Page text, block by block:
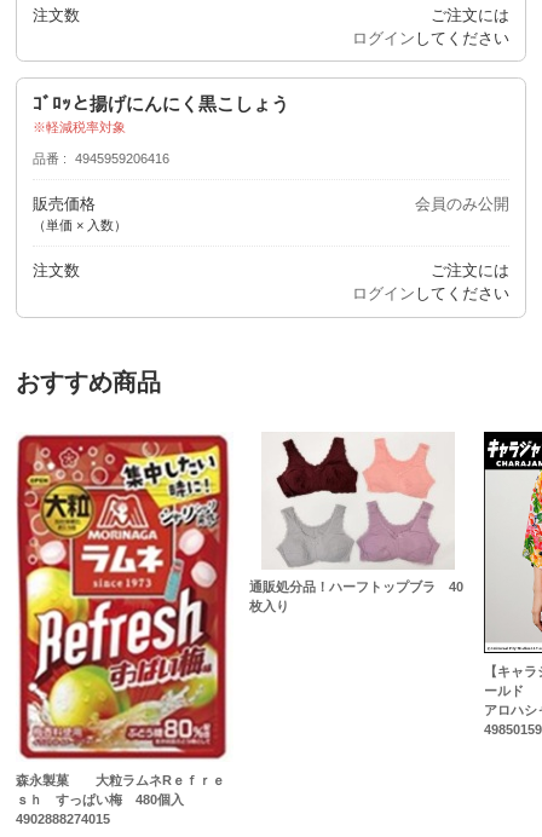
注文数
ご注文には
ログイン してください
ｺﾞﾛｯと揚げにんにく黒こしょう
軽減税率対象
品番 4945959206416
販売価格
（単価 × 入数）
会員のみ公開
注文数
ご注文には
ログイン してください
おすすめ商品
森永製菓 大粒ラムネRｅｆｒｅ
ｓｈ すっぱい梅 480個入
4902888274015
通販処分品！ハーフトップブラ 40
枚入り
【キャ
ールド
アロハ